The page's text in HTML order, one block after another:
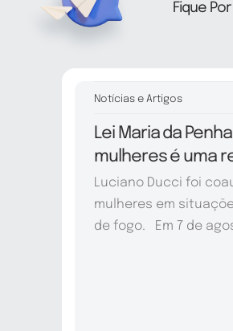
Fique
Notícias e Artigos
Lei Maria da
mulheres é uma
Luciano Ducci foi
mulheres em
de fogo. Em 7 de